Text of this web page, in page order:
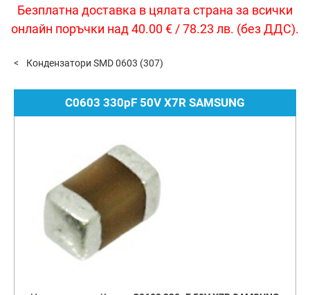
Безплатна доставка в цялата страна за всички
онлайн поръчки над 40.00 € / 78.23 лв. (без ДДС).
Кондензатори SMD 0603 (307)
C0603 330pF 50V X7R SAMSUNG